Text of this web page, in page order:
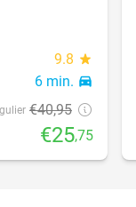
9.8 star
6 min. directions_car
€40,95
€25,75